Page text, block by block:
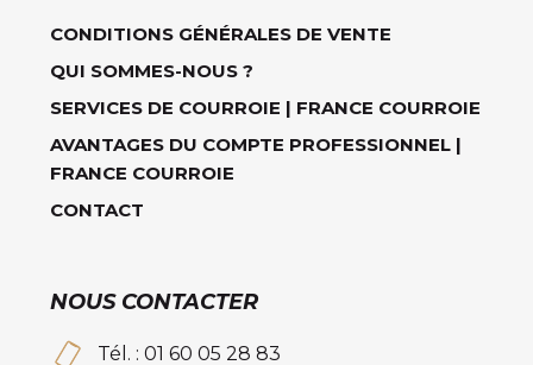
CONDITIONS GÉNÉRALES DE VENTE
QUI SOMMES-NOUS ?
SERVICES DE COURROIE | FRANCE COURROIE
AVANTAGES DU COMPTE PROFESSIONNEL |
FRANCE COURROIE
CONTACT
NOUS CONTACTER
Tél. : 01 60 05 28 83